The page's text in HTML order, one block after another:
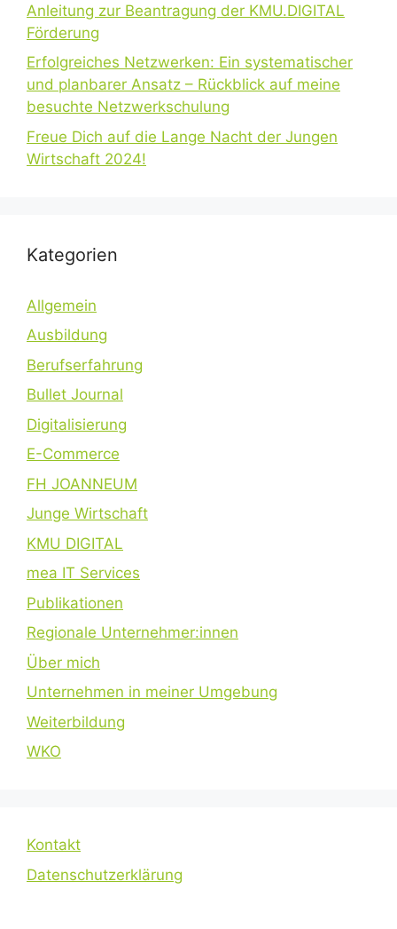
Anleitung zur Beantragung der KMU.DIGITAL
Förderung
Erfolgreiches Netzwerken: Ein systematischer
und planbarer Ansatz – Rückblick auf meine
besuchte Netzwerkschulung
Freue Dich auf die Lange Nacht der Jungen
Wirtschaft 2024!
Kategorien
Allgemein
Ausbildung
Berufserfahrung
Bullet Journal
Digitalisierung
E-Commerce
FH JOANNEUM
Junge Wirtschaft
KMU DIGITAL
mea IT Services
Publikationen
Regionale Unternehmer:innen
Über mich
Unternehmen in meiner Umgebung
Weiterbildung
WKO
Kontakt
Datenschutzerklärung